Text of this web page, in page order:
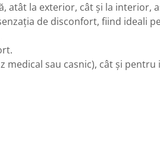
atât la exterior, cât și la interior,
de disconfort, fiind ideali
sau casnic), cât și pentru